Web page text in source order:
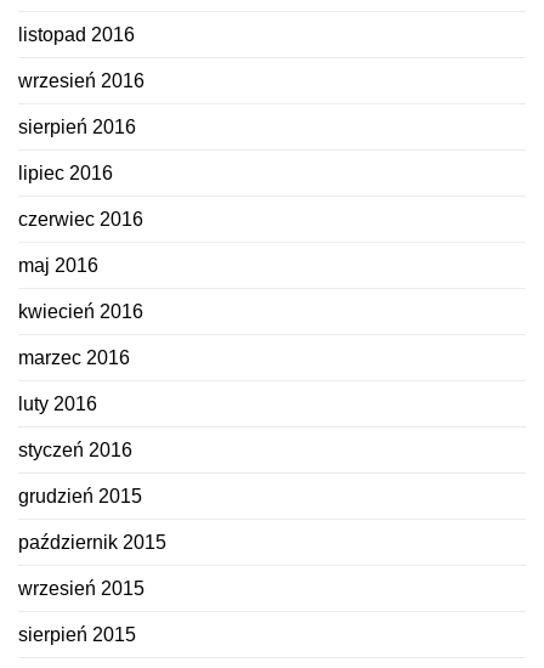
listopad 2016
wrzesień 2016
sierpień 2016
lipiec 2016
czerwiec 2016
maj 2016
kwiecień 2016
marzec 2016
luty 2016
styczeń 2016
grudzień 2015
październik 2015
wrzesień 2015
sierpień 2015